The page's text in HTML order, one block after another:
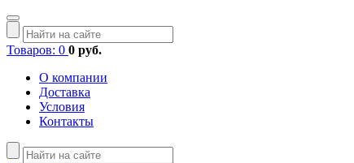
Товаров: 0 0 руб.
О компании
Доставка
Условия
Контакты